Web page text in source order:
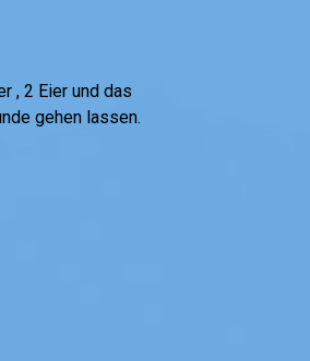
, 2 Eier und das
gehen lassen.